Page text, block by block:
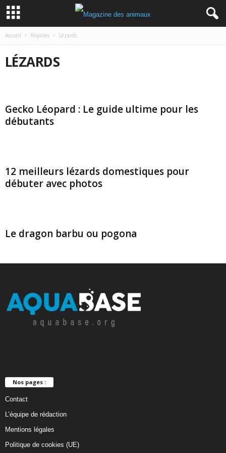
Accueil Reptiles Lézards
LÉZARDS
Gecko Léopard : Le guide ultime pour les
débutants
12 meilleurs lézards domestiques pour
débuter avec photos
Le dragon barbu ou pogona
Nos pages :
Contact
L’équipe de rédaction
Mentions légales
Politique de cookies (UE)